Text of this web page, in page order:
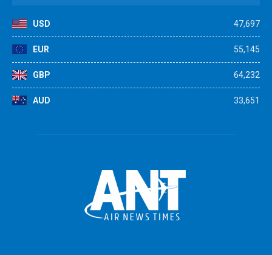
USD 47,697
EUR 55,145
GBP 64,232
AUD 33,651